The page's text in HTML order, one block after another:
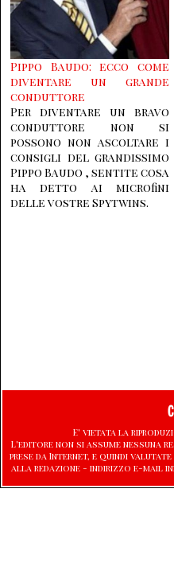
Pippo Baudo: ecco come
diventare un grande
conduttore
Per diventare un bravo
conduttore non si
possono non ascoltare i
consigli del grandissimo
Pippo Baudo , sentite cosa
ha detto ai microfini
delle vostre Spytwins.
E' vietata la
L'editore non si assume nessuna
prese da Internet, e quindi
alla redazione - indirizzo e-mail